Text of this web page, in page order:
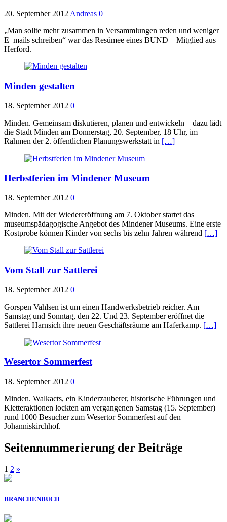
20. September 2012 Andreas 0
„Man sollte mehr zusammen in Versammlungen reden und weniger
E–mails schreiben“ war das Resümee eines BUND – Mitglied aus
Herford.
Minden gestalten
18. September 2012 0
Minden. Gemeinsam diskutieren, planen und entwickeln – dazu lädt
die Stadt Minden am Donnerstag, 20. September, 18 Uhr, im
Rahmen der 2. öffentlichen Planungswerkstatt in […]
Herbstferien im Mindener Museum
18. September 2012 0
Minden. Mit der Wiedereröffnung am 7. Oktober startet das
museumspädagogische Angebot des Mindener Museums. Eine erste
Kostprobe können Kinder von sechs bis zehn Jahren während […]
Vom Stall zur Sattlerei
18. September 2012 0
Gorspen Vahlsen ist um einen Handwerksbetrieb reicher. Am
Samstag und Sonntag, den 22. Und 23. September eröffnet die
Sattlerei Harnsich ihre neuen Geschäftsräume am Haferkamp. […]
Wesertor Sommerfest
18. September 2012 0
Minden. Walkacts, ein Kinderzauberer, historische Führungen und
Kletteraktionen lockten am vergangenen Samstag (15. September)
rund 1000 Besucher zum Wesertor Sommerfest auf den
Johanniskirchhof.
Seitennummerierung der Beiträge
1 2 »
BRANCHENBUCH